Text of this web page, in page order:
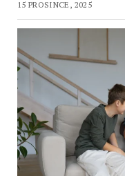
15 PROSINCE, 2025